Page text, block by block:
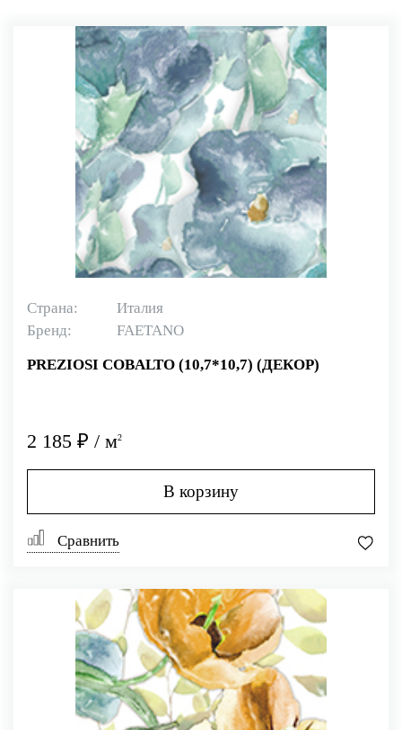
Страна:
Италия
Бренд:
FAETANO
PREZIOSI COBALTO (10,7*10,7) (ДЕКОР)
2 185 ₽ / м2
В корзину
Сравнить